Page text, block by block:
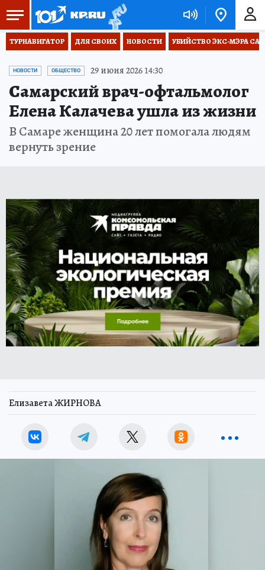
ТУРНАВИГАТОР ДЛЯ СВОИХ НОВОСТИ УБИЙСТВО ЭКС-МЭРА
НОВОСТИ ОБЩЕСТВО 29 июня 2026 14:30
Самарский врач-офтальмолог
Елена Калачева ушла из жизни
В Самаре женщина 20 лет помогала людям
вернуть зрение
Елизавета ЖИРНОВА